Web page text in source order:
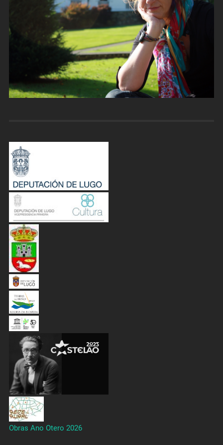
Obras Ano Otero 2026